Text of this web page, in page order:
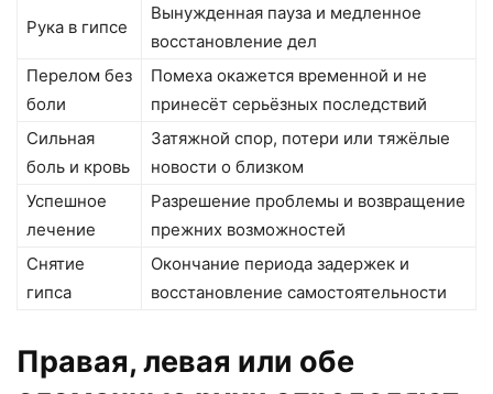
Рука в гипсе
Вынужденная пауза и медленное
восстановление дел
Перелом без
боли
Помеха окажется временной и не
принесёт серьёзных последствий
Сильная
боль и кровь
Затяжной спор, потери или тяжёлые
новости о близком
Успешное
лечение
Разрешение проблемы и возвращение
прежних возможностей
Снятие
гипса
Окончание периода задержек и
восстановление самостоятельности
Правая, левая или обе